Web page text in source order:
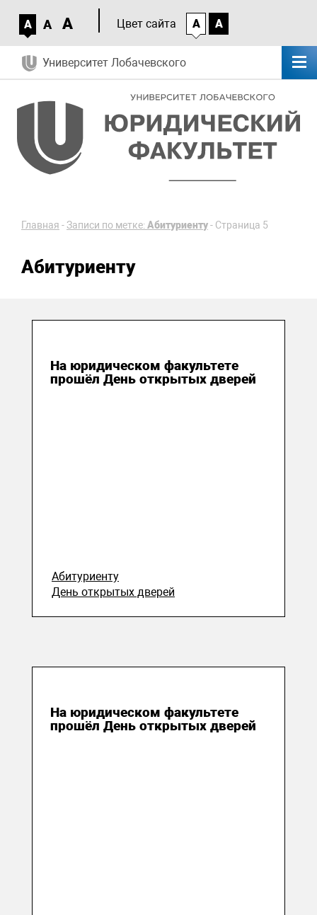
A A A Цвет сайта A A
Университет Лобачевского
Главная -Записи по метке: Абитуриенту- Страница 5
Абитуриенту
На юридическом факультете
прошёл День открытых дверей
Абитуриенту
День открытых дверей
На юридическом факультете
прошёл День открытых дверей